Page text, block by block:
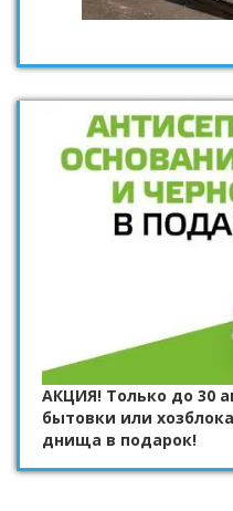
АКЦИЯ! Только до 30
бытовки или
днища в подарок!